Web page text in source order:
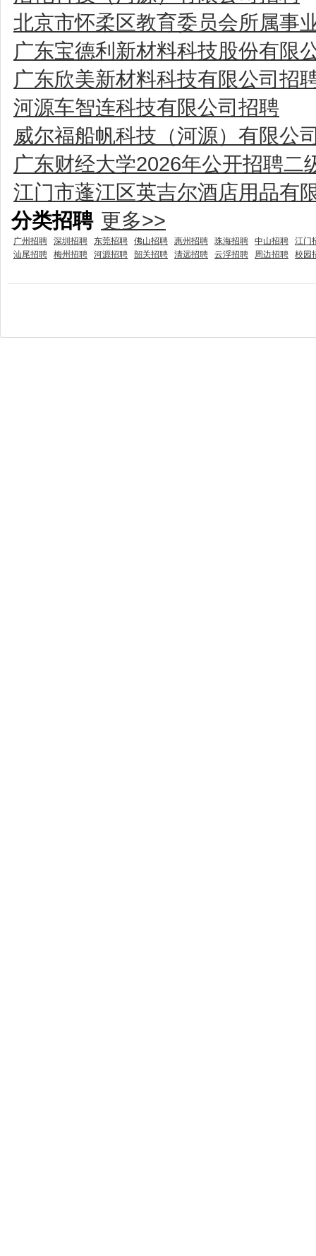
北京市怀柔区教育委员会所属事
广东宝德利新材料科技股份有限
广东欣美新材料科技有限公司招
河源车智连科技有限公司招聘
威尔福船帆科技（河源）有限公
广东财经大学2026年公开招聘
江门市蓬江区英吉尔酒店用品有
分类招聘 更多>>
广州招聘 深圳招聘 东莞招聘 佛山招聘 惠州招聘 珠海招聘 中山招聘
江门
汕尾招聘
梅州招聘 河源招聘 韶关招聘 清远招聘 云浮招聘 周边招聘 校园